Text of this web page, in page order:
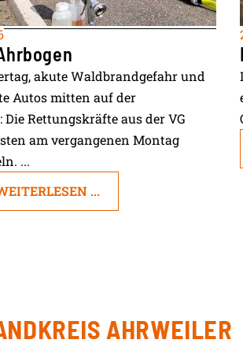
akute Waldbrandgefahr und
Autos mitten auf der
Die Rettungskräfte aus der VG
am vergangenen Montag
...
...
AHRWEILER